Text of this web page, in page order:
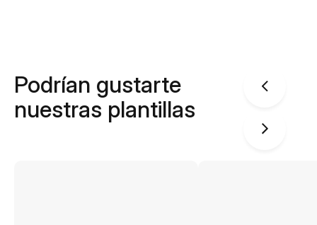
Podrían gustarte
nuestras plantillas